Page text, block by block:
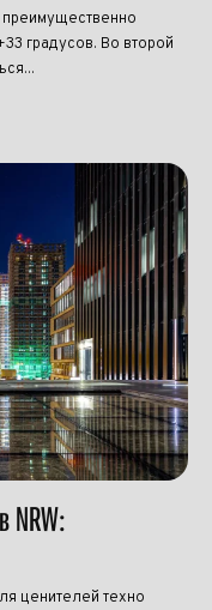
градусов. Во второй
NRW:
ценителей техно